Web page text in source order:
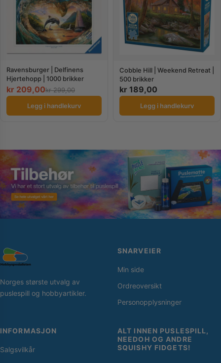
Ravensburger | Delfinens
Hjertehopp | 1000 brikker
kr 209,00kr299,00
Legg i handlekurv
Cobble Hill | Weekend Retreat |
500 brikker
kr 189,00
Legg i handlekurv
Norges største utvalg av
puslespill og hobbyartikler.
SNARVEIER
Min side
Ordreoversikt
Personopplysninger
INFORMASJON
Salgsvilkår
ALT INNEN PUSLESPILL,
NEEDOH OG ANDRE
SQUISHY FIDGETS!